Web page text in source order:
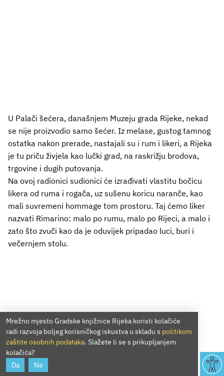
U Palači šećera, današnjem Muzeju grada Rijeke, nekad
se nije proizvodio samo šećer. Iz melase, gustog tamnog
ostatka nakon prerade, nastajali su i rum i likeri, a Rijeka
je tu priču živjela kao lučki grad, na raskrižju brodova,
trgovine i dugih putovanja.
Na ovoj radionici sudionici će izrađivati vlastitu bočicu
likera od ruma i rogača, uz sušenu koricu naranče, kao
mali suvremeni hommage tom prostoru. Taj ćemo liker
nazvati Rimarino: malo po rumu, malo po Rijeci, a malo i
zato što zvuči kao da je oduvijek pripadao luci, buri i
večernjem stolu.
Mrežno mjesto Gradske knjižnice Rijeka koristi kolačiće
radi razvoja boljeg korisničkog iskustva u skladu s politikom
zaštite osobnih podataka. Slažete li se s prikupljanjem
kolačića?
Da
Ne